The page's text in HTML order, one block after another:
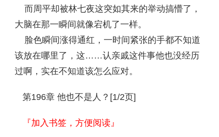
而周平却被林七夜这突如其来的举动搞懵了，
大脑在那一瞬间就像宕机了一样。
脸色瞬间涨得通红，一时间紧张的手都不知道
该放在哪里了，这……认亲戚这件事他也没经历
过啊，实在不知道该怎么应对。
第196章 他也不是人？[1/2页]
『加入书签，方便阅读』